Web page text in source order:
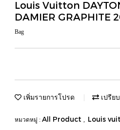
Louis Vuitton
DAMIER GRAPHITE
Bag
เพิ่มรายการโปรด เปรีย
หมวดหมู่ : All Product , Louis